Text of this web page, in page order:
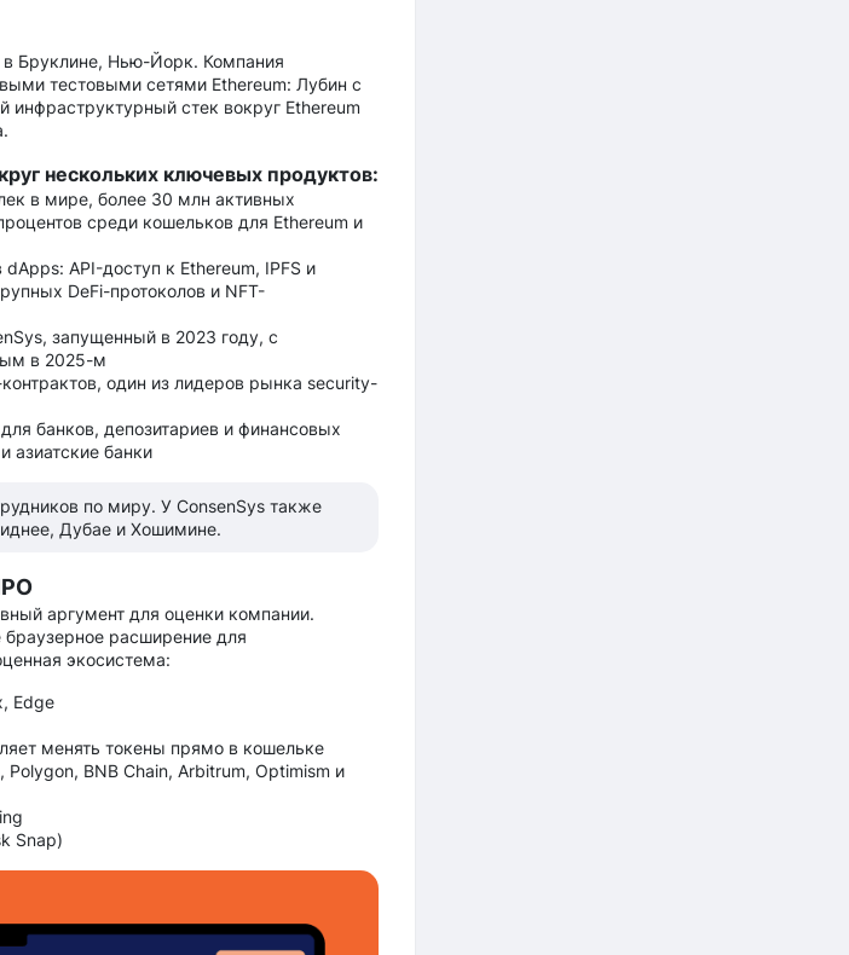
в Бруклине, Нью-Йорк. Компания
тестовыми сетями Ethereum: Лубин с
инфраструктурный стек вокруг Ethereum
нескольких ключевых продуктов:
в мире, более 30 млн активных
среди кошельков для Ethereum и
API-доступ к Ethereum, IPFS и
DeFi-протоколов и NFT-
запущенный в 2023 году, с
в 2025-м
один из лидеров рынка security-
банков, депозитариев и финансовых
азиатские банки
по миру. У ConsenSys также
Дубае и Хошимине.
аргумент для оценки компании.
браузерное расширение для
экосистема:
Edge
менять токены прямо в кошельке
BNB Chain, Arbitrum, Optimism и
Snap)